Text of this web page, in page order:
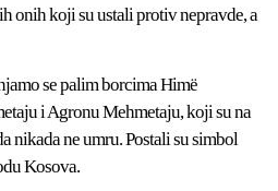
onih koji su ustali protiv nepravde, a
se palim borcima Himë
i Agronu Mehmetaju, koji su na
nikada ne umru. Postali su simbol
Kosova.